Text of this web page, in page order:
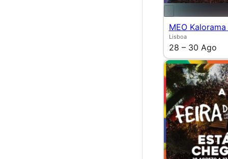
MEO
Lisboa
28 – 30 Ago